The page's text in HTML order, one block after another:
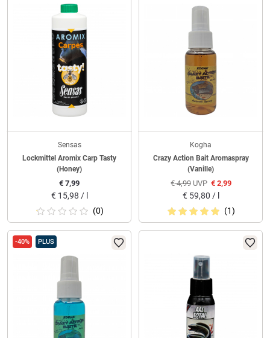
Sensas
Lockmittel Aromix Carp Tasty
(Honey)
€ 7,99
€ 15,98 / l
(0)
Kogha
Crazy Action Bait Aromaspray
(Vanille)
€4,99UVP €2,99
€ 59,80 / l
(1)
-40% PLUS